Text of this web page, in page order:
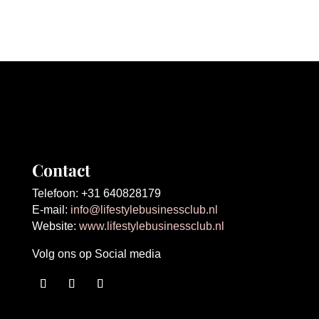
Contact
Telefoon: +31 640828179
E-mail: info@lifestylebusinessclub.nl
Website: www.lifestylebusinessclub.nl
Volg ons op Social media